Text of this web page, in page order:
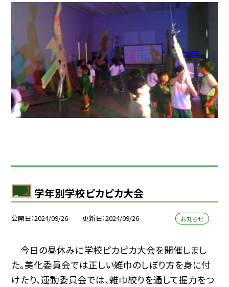
学年別学校ピカピカ大会
公開日 2024/09/26 更新日 2024/09/26 お知らせ
今日の昼休みに学校ピカピカ大会を開催しまし
た。美化委員会では正しい雑巾のしぼり方を身に付
けたり、運動委員会では、雑巾絞りを通して握力をつ